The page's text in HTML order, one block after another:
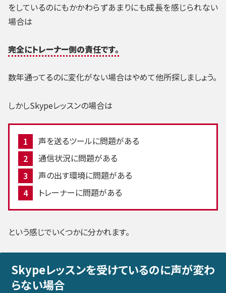
をしているのにもかかわらずあまりにも成長を感じられない
場合は
完全にトレーナー側の責任です。
数年通ってるのに変化がない場合はやめて他所探しましょう。
しかしSkypeレッスンの場合は
声を送るツールに問題がある
通信状況に問題がある
声の出す環境に問題がある
トレーナーに問題がある
という感じでいくつかに分かれます。
Skypeレッスンを受けているのに声が変わ
らない場合